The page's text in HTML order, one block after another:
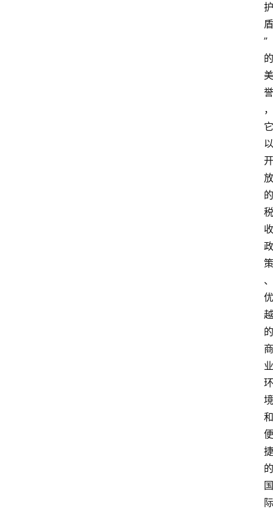
护
盾
”
的
美
誉
，
它
以
开
放
的
税
收
政
策
、
优
越
的
商
业
环
境
和
便
捷
的
国
际